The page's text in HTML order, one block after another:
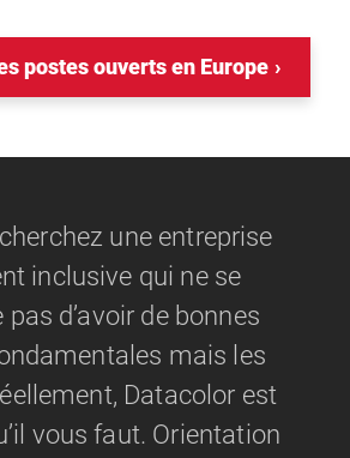
postes ouverts en Europe
une entreprise
inclusive qui ne se
d’avoir de bonnes
mais les
Datacolor est
vous faut. Orientation